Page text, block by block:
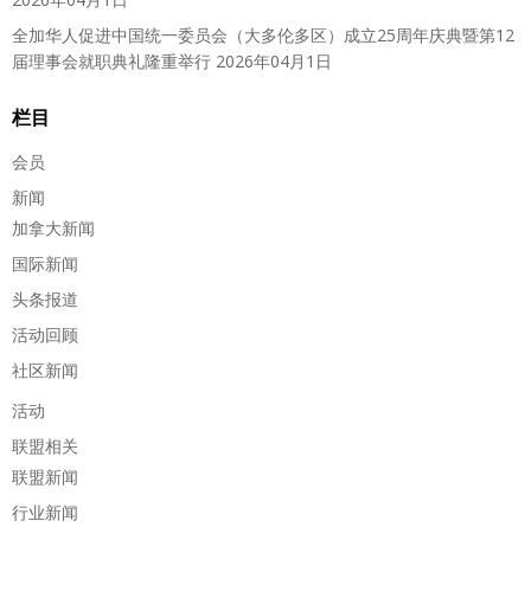
全加华人促进中国统一委员会（大多伦多区）成立25周年庆典暨第12
届理事会就职典礼隆重举行 2026年04月1日
栏目
会员
新闻
加拿大新闻
国际新闻
头条报道
活动回顾
社区新闻
活动
联盟相关
联盟新闻
行业新闻